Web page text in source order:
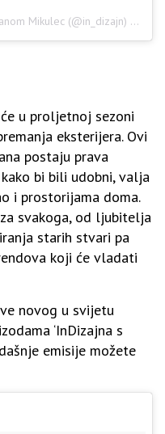
Fotografiju objavljuje In Dizajn s Mirjanom Mikulec (@in_dizajn)
Sij
u proljetnoj sezoni
eksterijera. Ovi
postaju prava
bi bili udobni, valja
i prostorijama doma.
svakoga, od ljubitelja
starih stvari pa
koji će vladati
novog u svijetu
‘InDizajna s
emisije možete